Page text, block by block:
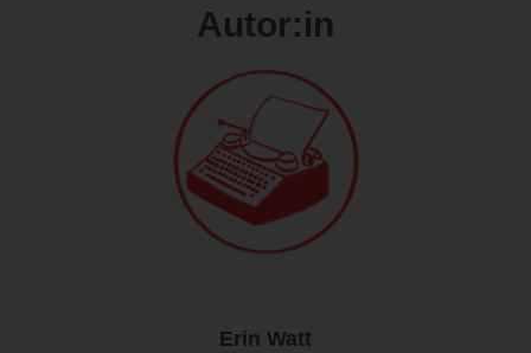
Autor:in
Erin Watt